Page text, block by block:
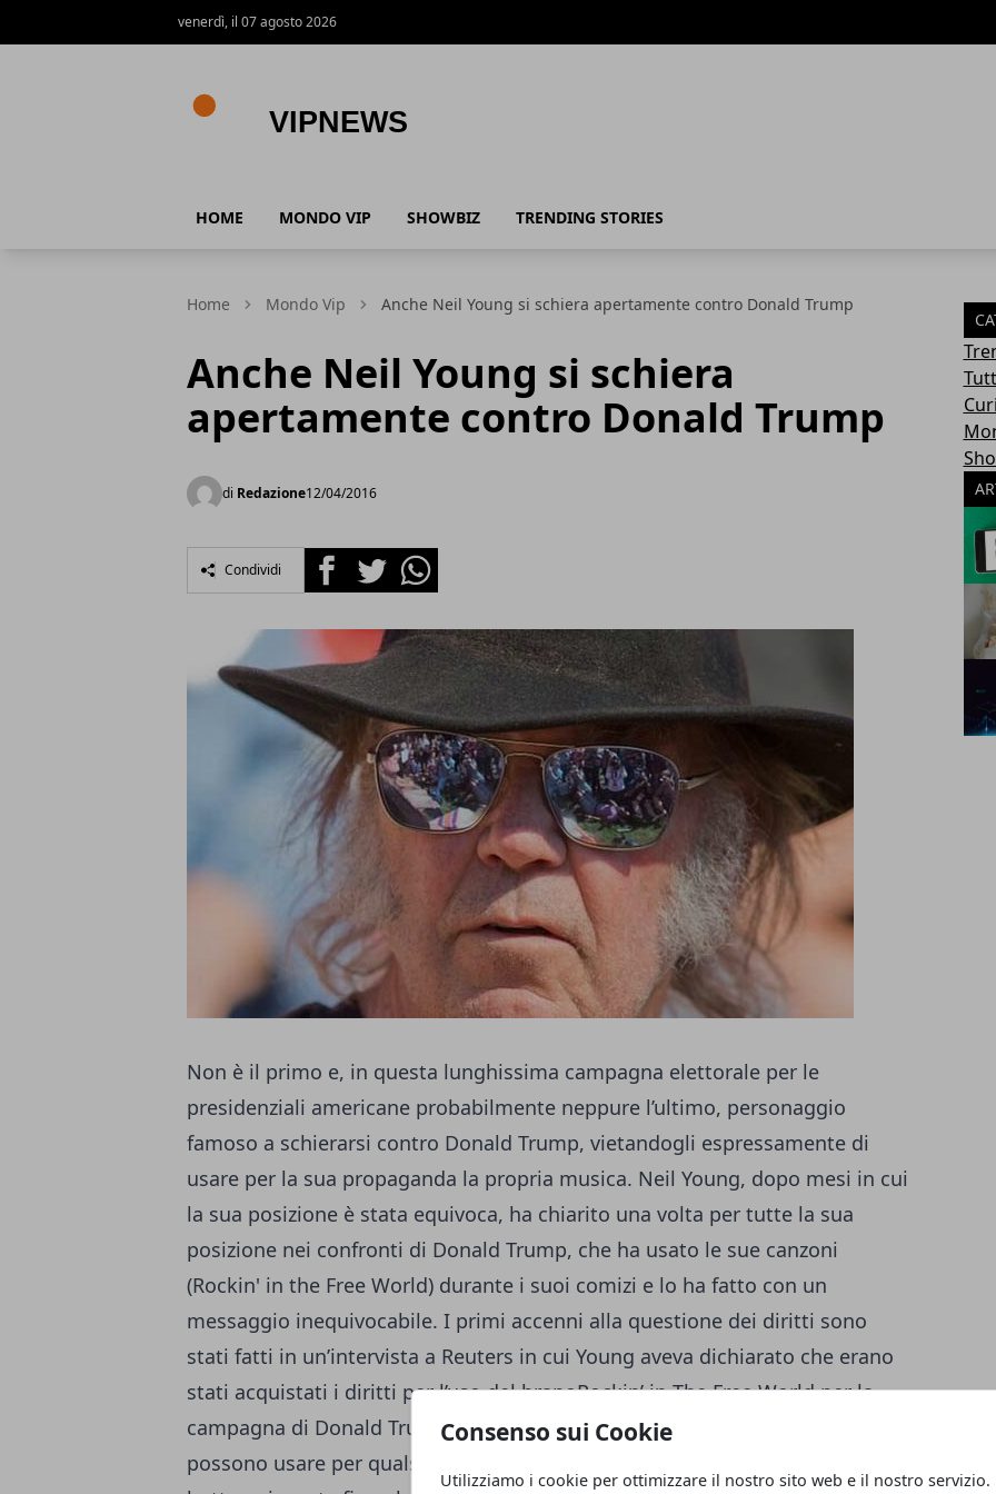
Consenso sui Cookie
Utilizziamo i cookie per ottimizzare il nostro sito web e il nostro servizio.
venerdì, il 07 agosto 2026
HOME MONDO VIP SHOWBIZ TRENDING STORIES
Home Mondo Vip Anche Neil Young si schiera apertamente contro Donald Trump
Anche Neil Young si schiera
apertamente contro Donald Trump
di Redazione12/04/2016
Condividi FacebookTwitterWhatsapp
Non è il primo e, in questa lunghissima campagna elettorale per le
presidenziali americane probabilmente neppure l’ultimo, personaggio
famoso a schierarsi contro Donald Trump, vietandogli espressamente di
usare per la sua propaganda la propria musica. Neil Young, dopo mesi in cui
la sua posizione è stata equivoca, ha chiarito una volta per tutte la sua
posizione nei confronti di Donald Trump, che ha usato le sue canzoni
(Rockin' in the Free World) durante i suoi comizi e lo ha fatto con un
messaggio inequivocabile. I primi accenni alla questione dei diritti sono
stati fatti in un’intervista a Reuters in cui Young aveva dichiarato che erano
stati acquistati i diritti per l’uso del branoRockin’ in The Free World per la
campagna di Donald Trump: «Una volta che la canzone è pubblicata, tutti la
possono usare per qualsiasi cosa», diceva Young nell’intervista. Poi diversi